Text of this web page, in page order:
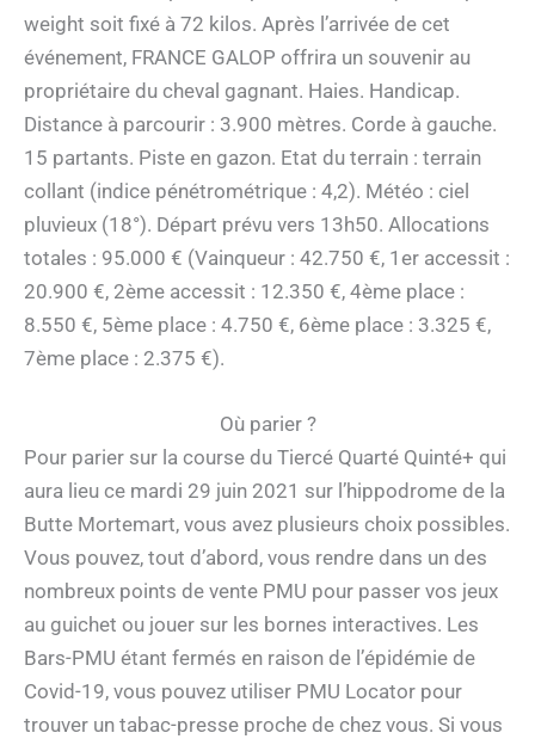
weight soit fixé à 72 kilos. Après l’arrivée de cet
événement, FRANCE GALOP offrira un souvenir au
propriétaire du cheval gagnant. Haies. Handicap.
Distance à parcourir : 3.900 mètres. Corde à gauche.
15 partants. Piste en gazon. Etat du terrain : terrain
collant (indice pénétrométrique : 4,2). Météo : ciel
pluvieux (18°). Départ prévu vers 13h50. Allocations
totales : 95.000 € (Vainqueur : 42.750 €, 1er accessit :
20.900 €, 2ème accessit : 12.350 €, 4ème place :
8.550 €, 5ème place : 4.750 €, 6ème place : 3.325 €,
7ème place : 2.375 €).
Où parier ?
Pour parier sur la course du Tiercé Quarté Quinté+ qui
aura lieu ce mardi 29 juin 2021 sur l’hippodrome de la
Butte Mortemart, vous avez plusieurs choix possibles.
Vous pouvez, tout d’abord, vous rendre dans un des
nombreux points de vente PMU pour passer vos jeux
au guichet ou jouer sur les bornes interactives. Les
Bars-PMU étant fermés en raison de l’épidémie de
Covid-19, vous pouvez utiliser PMU Locator pour
trouver un tabac-presse proche de chez vous. Si vous